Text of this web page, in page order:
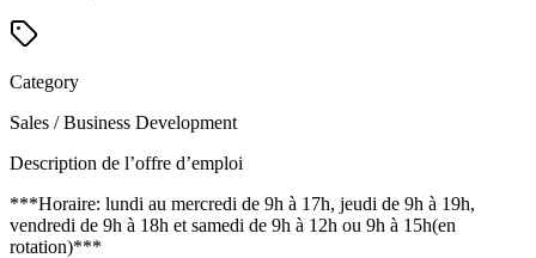
Category
Sales / Business Development
Description de l’offre d’emploi
***Horaire: lundi au mercredi de 9h à 17h, jeudi de 9h à 19h,
vendredi de 9h à 18h et samedi de 9h à 12h ou 9h à 15h(en
rotation)***